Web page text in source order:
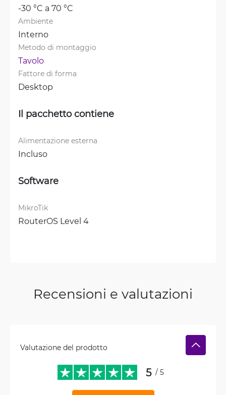
-30 °C a 70 °C
Ambiente
Interno
Metodo di montaggio
Tavolo
Fattore di forma
Desktop
Il pacchetto contiene
Alimentazione esterna
Incluso
Software
MikroTik
RouterOS Level 4
Recensioni e valutazioni
Valutazione del prodotto
5 / 5